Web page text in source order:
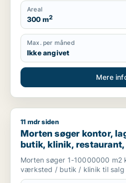
Areal
300 m2
Max. per måned
Ikke angivet
Mere
Morten søger kontor, lager,
11 mdr siden
Morten søger kontor,
butik, klinik,
produktionslokaler til
Nordjylland
Morten søger 1-10000000 m2
værksted / butik / klinik til salg